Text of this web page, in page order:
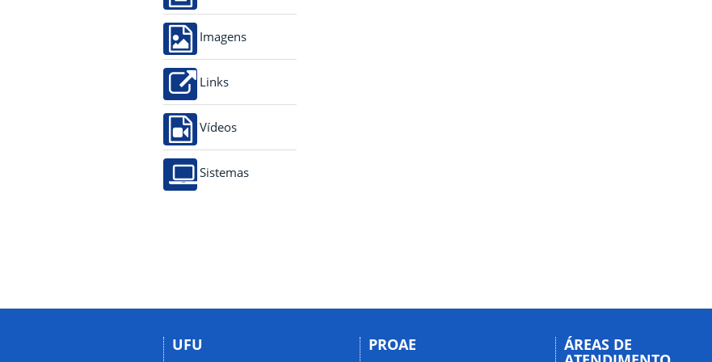
Imagens
Links
Vídeos
Sistemas
UFU PROAE ÁREAS DE